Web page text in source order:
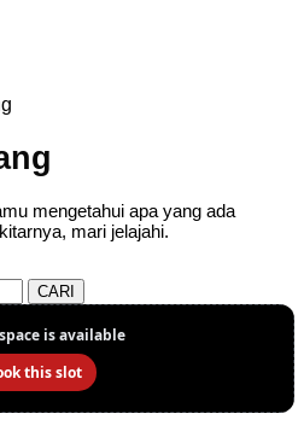
mengetahui apa yang ada
mari jelajahi.
CARI